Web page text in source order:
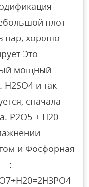
плот
пар, хорошо
Это
мощный
и так
сначала
Р2О5 + Н20 =
и Фосфорная
：